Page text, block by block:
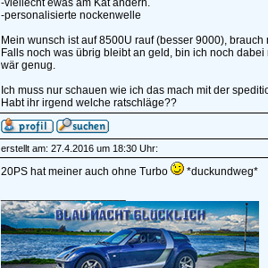
-viellecht ewas am Kat ändern.
-personalisierte nockenwelle
Mein wunsch ist auf 8500U rauf (besser 9000),
Falls noch was übrig bleibt an geld, bin ich noch
wär genug.
Ich muss nur schauen wie ich das mach mit der
Habt ihr irgend welche ratschläge??
erstellt am: 27.4.2016 um 18:30 Uhr:
20PS hat meiner auch ohne Turbo
*duckundweg*